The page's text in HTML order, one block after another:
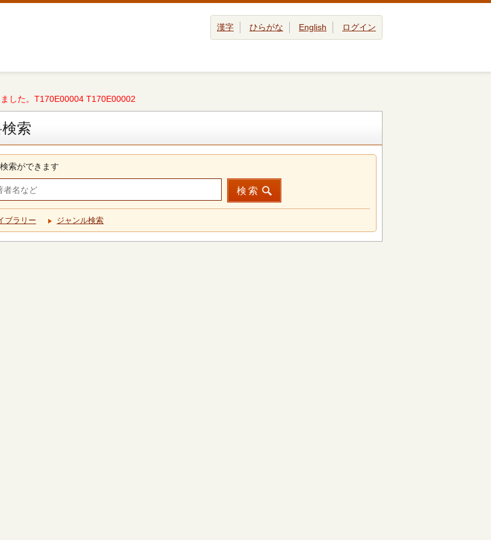
漢字 ひらがな English ログイン
した。T170E00004 T170E00002
索
索ができます
検索
ブラリー ジャンル検索